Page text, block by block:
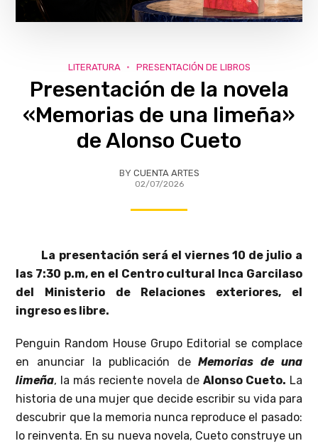
LITERATURA PRESENTACIÓN DE LIBROS
Presentación de la novela
«Memorias de una limeña»
de Alonso Cueto
BY CUENTA ARTES
02/07/2026
La presentación será el viernes 10 de julio a
las 7:30 p.m, en el Centro cultural Inca Garcilaso
del Ministerio de Relaciones exteriores, el
ingreso es libre.
Penguin Random House Grupo Editorial se complace
en anunciar la publicación deMemorias de una
limeña, la más reciente novela de Alonso Cueto. La
historia de una mujer que decide escribir su vida para
descubrir que la memoria nunca reproduce el pasado:
lo reinventa. En su nueva novela, Cueto construye un